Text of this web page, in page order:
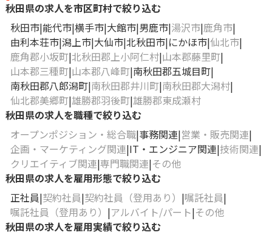
秋田県の求人を市区町村で絞り込む
秋田市 能代市 横手市 大館市 男鹿市 湯沢市 鹿角市
由利本荘市 潟上市 大仙市 北秋田市 にかほ市 仙北市
鹿角郡小坂町 北秋田郡上小阿仁村 山本郡藤里町
山本郡三種町 山本郡八峰町 南秋田郡五城目町
南秋田郡八郎潟町 南秋田郡井川町 南秋田郡大潟村
仙北郡美郷町 雄勝郡羽後町 雄勝郡東成瀬村
秋田県の求人を職種で絞り込む
オープンポジション・総合職 事務関連 営業・販売関連
企画・マーケティング関連 IT・エンジニア関連 技術関連
クリエイティブ関連 専門職関連 その他
秋田県の求人を雇用形態で絞り込む
正社員 契約社員 契約社員（登用あり）
嘱託社員
嘱託社員（登用あり）
アルバイト/パート その他
秋田県の求人を雇用実績で絞り込む